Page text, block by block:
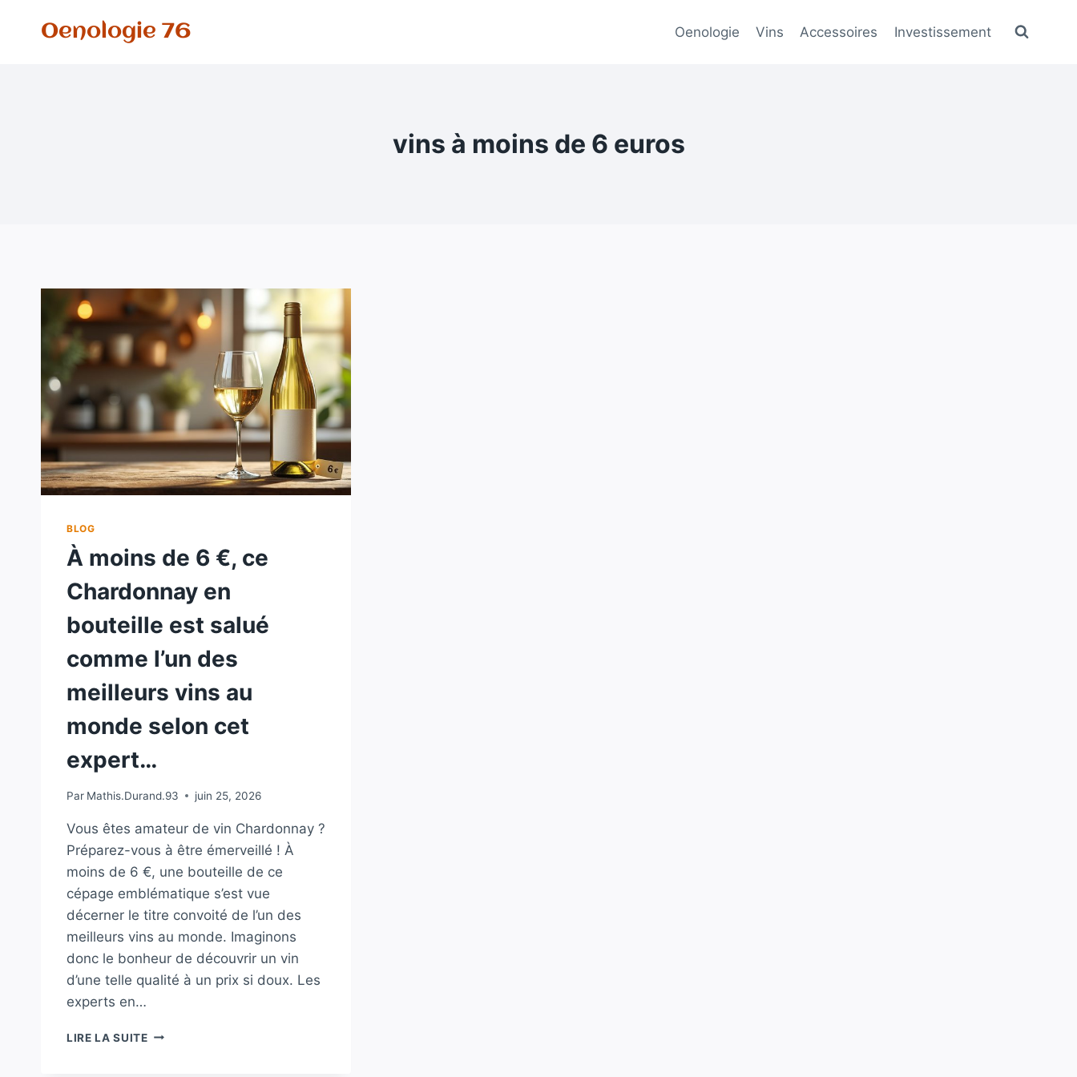
Oenologie 76 Oenologie Vins Accessoires Investissement
vins à moins de 6 euros
BLOG
À moins de 6 €, ce
Chardonnay en
bouteille est salué
comme l’un des
meilleurs vins au
monde selon cet
expert…
Par Mathis.Durand.93 juin 25, 2026
Vous êtes amateur de vin Chardonnay ?
Préparez-vous à être émerveillé ! À
moins de 6 €, une bouteille de ce
cépage emblématique s’est vue
décerner le titre convoité de l’un des
meilleurs vins au monde. Imaginons
donc le bonheur de découvrir un vin
d’une telle qualité à un prix si doux. Les
experts en…
LIRE LA SUITEÀ